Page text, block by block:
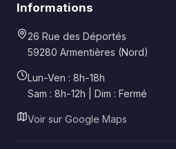
Informations
26 Rue des Déportés
59280 Armentières (Nord)
Lun-Ven : 8h-18h
Sam : 8h-12h | Dim : Fermé
Voir sur Google Maps